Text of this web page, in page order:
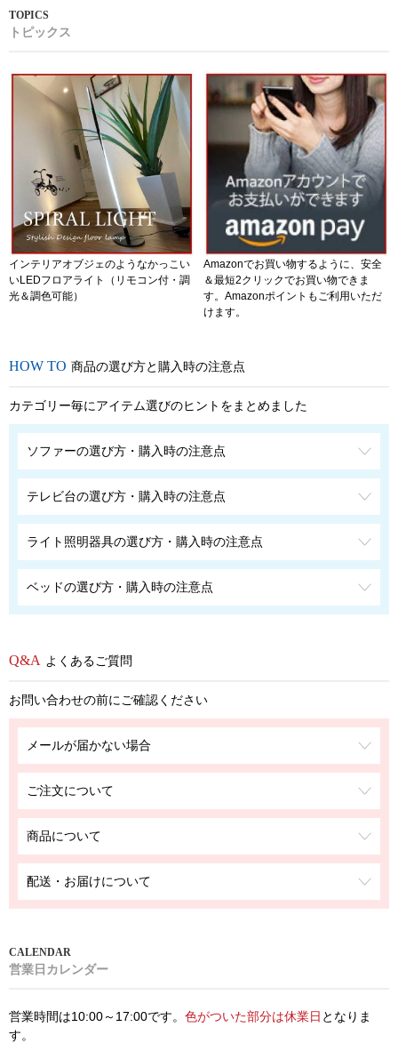
トピックス
インテリアオブジェのようなかっこい
いLEDフロアライト（リモコン付・調
光＆調色可能）
Amazonでお買い物するように、安全
＆最短2クリックでお買い物できま
す。Amazonポイントもご利用いただ
けます。
商品の選び方と購入時の注意点
カテゴリー毎にアイテム選びのヒントをまとめました
ソファーの選び方・購入時の注意点
テレビ台の選び方・購入時の注意点
ライト照明器具の選び方・購入時の注意点
ベッドの選び方・購入時の注意点
よくあるご質問
お問い合わせの前にご確認ください
メールが届かない場合
ご注文について
商品について
配送・お届けについて
営業日カレンダー
営業時間は10:00～17:00です。 色がついた部分は休業日 となりま
す。